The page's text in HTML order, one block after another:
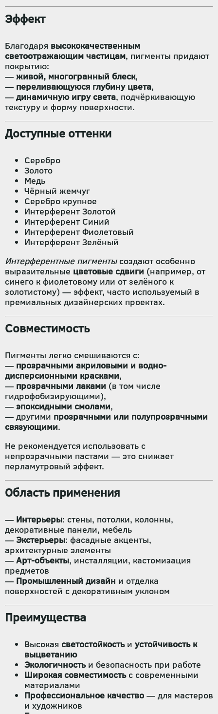
Эффект
Благодаря высококачественным
светоотражающим частицам, пигменты придают
покрытию:
— живой, многогранный блеск,
— переливающуюся глубину цвета,
— динамичную игру света, подчёркивающую
текстуру и форму поверхности.
Доступные оттенки
Серебро
Золото
Медь
Чёрный жемчуг
Серебро крупное
Интерферент Золотой
Интерферент Синий
Интерферент Фиолетовый
Интерферент Зелёный
Интерферентные пигментысоздают особенно
выразительные цветовые сдвиги (например, от
синего к фиолетовому или от зелёного к
золотистому) — эффект, часто используемый в
премиальных дизайнерских проектах.
Совместимость
Пигменты легко смешиваются с:
— прозрачными акриловыми и водно-
дисперсионными красками,
— прозрачными лаками (в том числе
гидрофобизирующими),
— эпоксидными смолами,
— другими прозрачными или полупрозрачными
связующими.
Не рекомендуется использовать с
непрозрачными пастами — это снижает
перламутровый эффект.
Область применения
— Интерьеры: стены, потолки, колонны,
декоративные панели, мебель
— Экстерьеры: фасадные акценты,
архитектурные элементы
— Арт-объекты, инсталляции, кастомизация
предметов
— Промышленный дизайн и отделка
поверхностей с декоративным уклоном
Преимущества
Высокая светостойкостьи устойчивость к
выцветанию
Экологичностьи безопасность при работе
Широкая совместимостьс современными
материалами
Профессиональное качество— для мастеров
и художников